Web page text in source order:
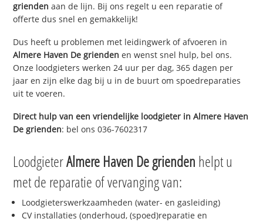
grienden aan de lijn. Bij ons regelt u een reparatie of
offerte dus snel en gemakkelijk!
Dus heeft u problemen met leidingwerk of afvoeren in
Almere Haven De grienden en wenst snel hulp, bel ons.
Onze loodgieters werken 24 uur per dag, 365 dagen per
jaar en zijn elke dag bij u in de buurt om spoedreparaties
uit te voeren.
Direct hulp van een vriendelijke loodgieter inAlmere Haven
De grienden: bel ons 036-7602317
LoodgieterAlmere Haven De grienden helpt u
met de reparatie of vervanging van:
Loodgieterswerkzaamheden (water- en gasleiding)
CV installaties (onderhoud, (spoed)reparatie en